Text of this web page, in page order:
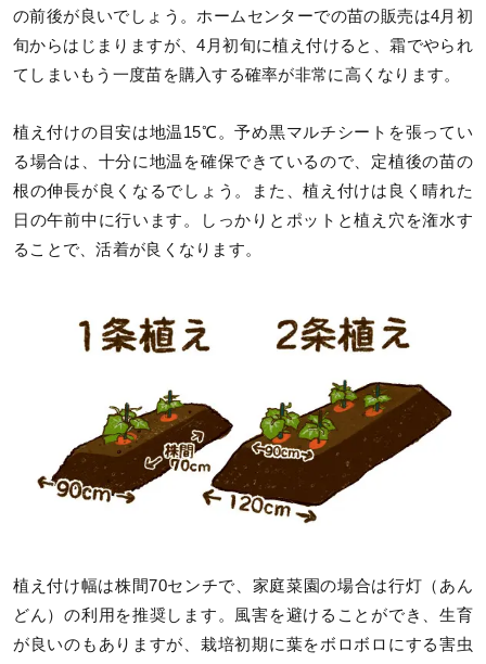
の前後が良いでしょう。ホームセンターでの苗の販売は4月初
旬からはじまりますが、4月初旬に植え付けると、霜でやられ
てしまいもう一度苗を購入する確率が非常に高くなります。
植え付けの目安は地温15℃。予め黒マルチシートを張ってい
る場合は、十分に地温を確保できているので、定植後の苗の
根の伸長が良くなるでしょう。また、植え付けは良く晴れた
日の午前中に行います。しっかりとポットと植え穴を潅水す
ることで、活着が良くなります。
植え付け幅は株間70センチで、家庭菜園の場合は行灯（あん
どん）の利用を推奨します。風害を避けることができ、生育
が良いのもありますが、栽培初期に葉をボロボロにする害虫